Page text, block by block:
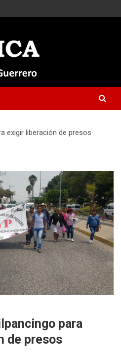
exigir liberación de presos
para
de presos